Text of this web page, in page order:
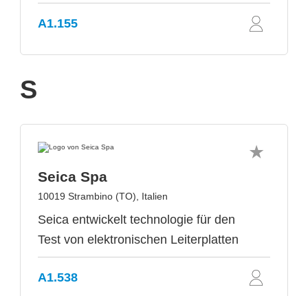
A1.155
S
Seica Spa
10019 Strambino (TO), Italien
Seica entwickelt technologie für den
Test von elektronischen Leiterplatten
A1.538